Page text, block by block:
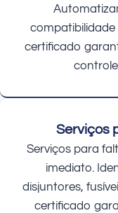
compatibilidade
certificado
Serviços
Serviços para
imediato.
disjuntores,
certificado